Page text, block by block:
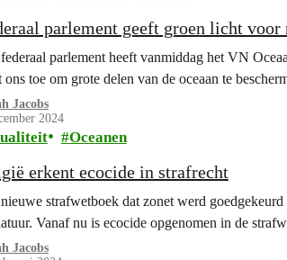
parlement geeft groen licht
parlement heeft vanmiddag het VN
ons toe om grote delen van de oceaan te
Jacobs
2024
Oceanen
erkent ecocide in strafrecht
strafwetboek dat zonet werd
Vanaf nu is ecocide opgenomen in de
Jacobs